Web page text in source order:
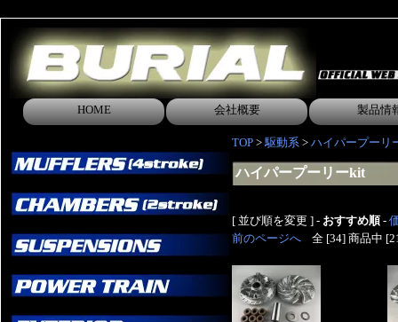
HOME 会社概要 製品情
TOP >駆動系 > ハイパープーリ
ハイパープーリーkit
[ 並び順を変更 ] - おすすめ順-
前のページへ 全 [34] 商品中